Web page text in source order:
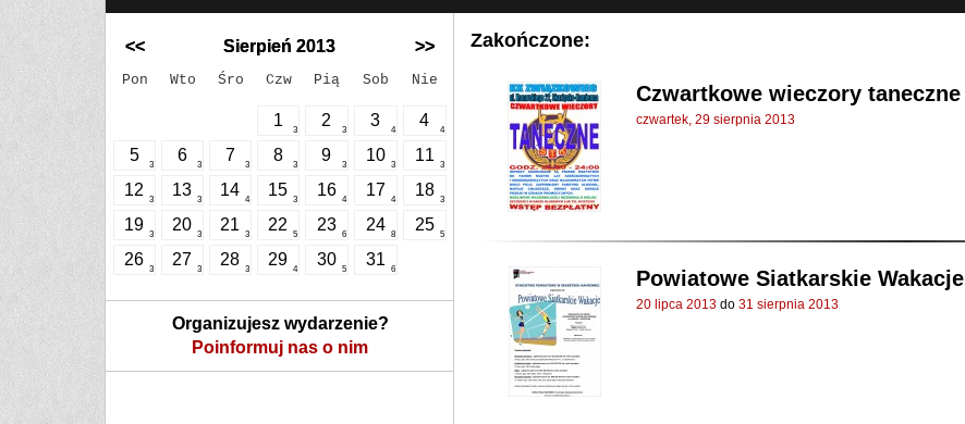
<< Sierpień 2013 >>
Pon Wto Śro Czw Pią Sob Nie
1
3
2
3
3
4
4
4
5
3
6
3
7
3
8
3
9
3
10
3
11
3
12
3
13
3
14
4
15
3
16
4
17
4
18
3
19
3
20
3
21
3
22
5
23
6
24
8
25
5
26
3
27
3
28
3
29
4
30
5
31
6
Organizujesz wydarzenie?
Poinformuj nas o nim
Zakończone:
Czwartkowe wieczory taneczne
czwartek, 29 sierpnia 2013
Powiatowe Siatkarskie Wakacje
20 lipca 2013 do 31 sierpnia 2013